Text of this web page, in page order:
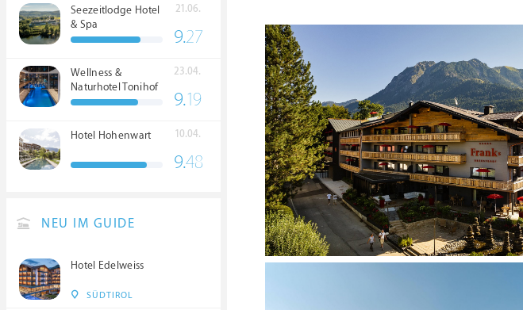
Seezeitlodge Hotel
& Spa
21.06.
9.27
Wellness &
Naturhotel Tonihof
****S
23.04.
9.19
Hotel Hohenwart 10.04.
9.48
NEU IM GUIDE
Hotel Edelweiss
SÜDTIROL